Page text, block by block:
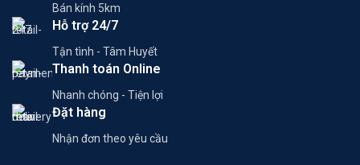
Bán kính 5km
Hỗ trợ 24/7
Tận tình - Tâm Huyết
Thanh toán Online
Nhanh chóng - Tiện lợi
Đặt hàng
Nhận đơn theo yêu cầu